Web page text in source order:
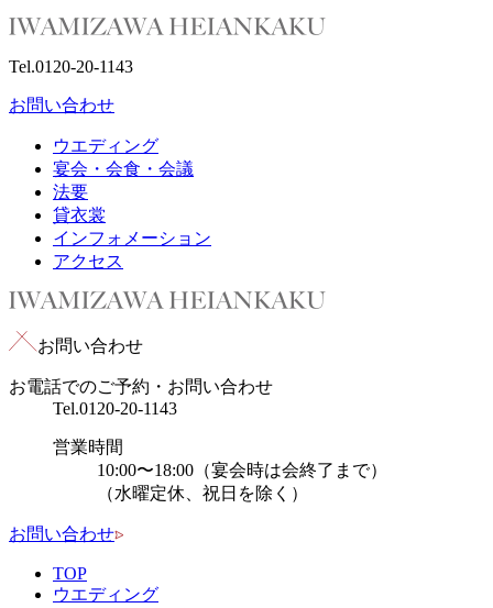
Tel.0120-20-1143
お問い合わせ
ウエディング
宴会・会食・会議
法要
貸衣裳
インフォメーション
アクセス
お問い合わせ
お電話でのご予約・お問い合わせ
Tel.0120-20-1143
営業時間
10:00〜18:00（宴会時は会終了まで）
（水曜定休、祝日を除く）
お問い合わせ
TOP
ウエディング